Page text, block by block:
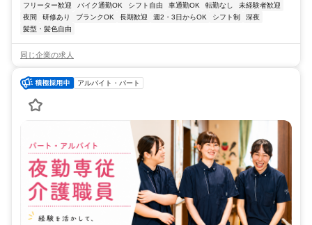
フリーター歓迎
バイク通勤OK シフト自由 車通勤OK 転勤なし
未経験者歓迎
夜間
研修あり ブランクOK 長期歓迎 週2・3日からOK シフト制
深夜
髪型・髪色自由
同じ企業の求人
アルバイト・パート